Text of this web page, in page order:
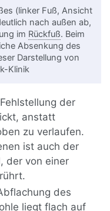
(linker Fuß, Ansicht
nach außen ab,
im Rückfuß. Beim
Absenkung des
Darstellung von
Klinik
der
anstatt
zu verlaufen.
ist auch der
der von einer
des
liegt flach auf